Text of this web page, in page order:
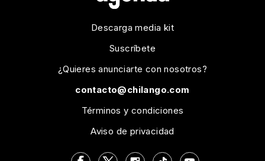
Descarga media kit
Suscríbete
¿Quieres anunciarte con nosotros?
contacto@chilango.com
Términos y condiciones
Aviso de privacidad